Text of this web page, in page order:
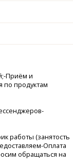
Приём и
по продуктам
работы (занятость
Оплата
обращаться на